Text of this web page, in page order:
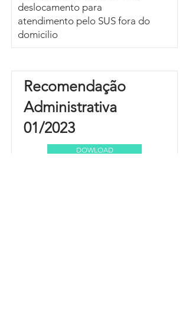
deslocamento para
atendimento pelo SUS fora do
domicilio
Recomendação
Administrativa
01/2023
DOWLOAD